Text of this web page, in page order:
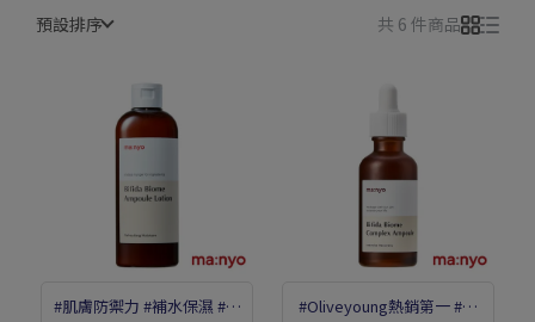
預設排序 共 6 件商品
#肌膚防禦力 #補水保濕 #比
#Oliveyoung熱銷第一 #肌